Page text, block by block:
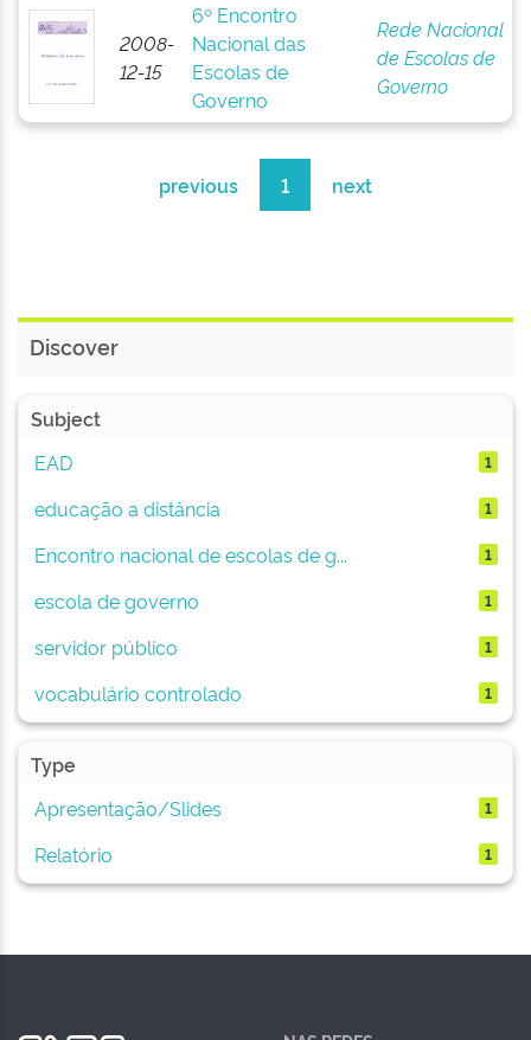
2008-
12-15
6º Encontro
Nacional das
Escolas de
Governo
Rede Nacional
de Escolas de
Governo
previous 1 next
Discover
Subject
EAD
1
educação a distância 1
Encontro nacional de escolas de g... 1
escola de governo 1
servidor público 1
vocabulário controlado 1
Type
Apresentação/Slides
1
Relatório 1